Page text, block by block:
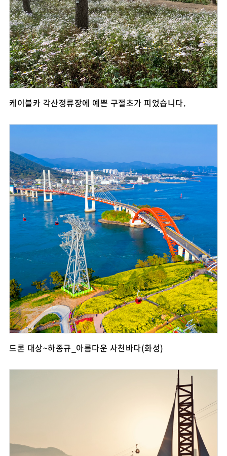
케이블카 각산정류장에 예쁜 구절초가 피었습니다.
드론 대상~하종규_아름다운 사천바다(화성)